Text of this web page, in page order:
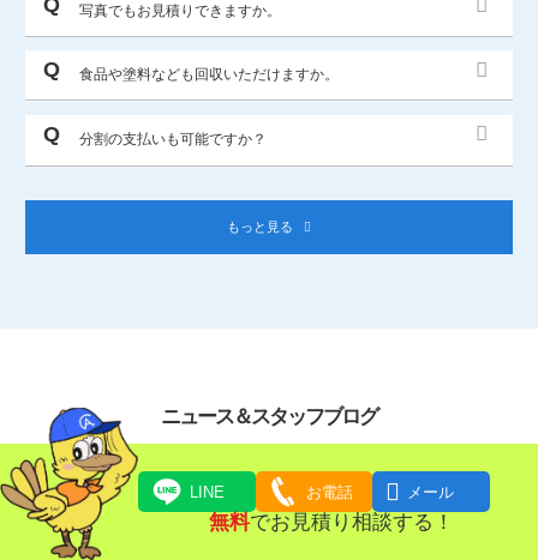
写真でもお見積りできますか。
食品や塗料なども回収いただけますか。
分割の支払いも可能ですか？
もっと見る
ニュース＆スタッフブログ
ニュース
LINE お電話  メール
無料でお見積り相談する！